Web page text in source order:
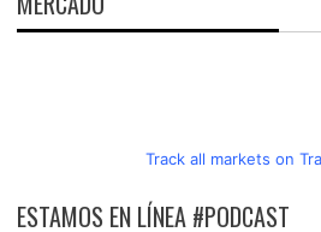
Track all markets on
ESTAMOS EN LÍNEA #PODCAST